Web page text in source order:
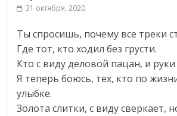
31 октября, 2020
Ты спросишь, почему все треки
Где тот, кто ходил без грусти.
Кто с виду деловой пацан, и руки
Я теперь боюсь, тех, кто по
улыбке.
Золота слитки, с виду сверкает,